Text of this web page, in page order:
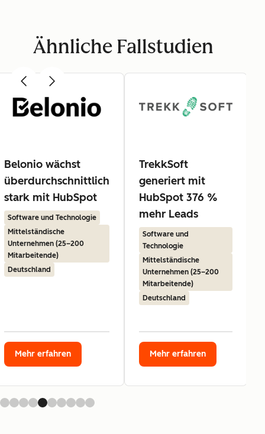
Ähnliche Fallstudien
Belonio wächst
überdurchschnittlich
stark mit HubSpot
Software und Technologie
Mittelständische
Unternehmen (25–200
Mitarbeitende)
Deutschland
Mehr erfahren
TrekkSoft
generiert mit
HubSpot 376 %
mehr Leads
Software und
Technologie
Mittelständische
Unternehmen (25–200
Mitarbeitende)
Deutschland
Mehr erfahren